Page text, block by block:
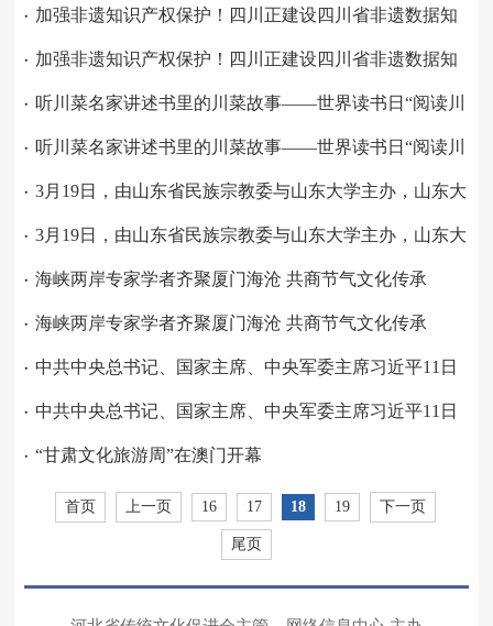
推介文旅资源纽带
加强非遗知识产权保护！四川正建设四川省非遗数据知
识产权服务平台
加强非遗知识产权保护！四川正建设四川省非遗数据知
识产权服务平台
听川菜名家讲述书里的川菜故事——世界读书日“阅读川
菜·品味非遗”系列活动正式启动
听川菜名家讲述书里的川菜故事——世界读书日“阅读川
菜·品味非遗”系列活动正式启动
3月19日，由山东省民族宗教委与山东大学主办，山东大
学犹太教与跨宗教中心承办的山东省宗教中国化研究基地
揭牌仪式暨“宗教中国化理论与实践”研讨会在山东大学举
行。省委统战部副部长、省民族宗
3月19日，由山东省民族宗教委与山东大学主办，山东大
学犹太教与跨宗教中心承办的山东省宗教中国化研究基地
揭牌仪式暨“宗教中国化理论与实践”研讨会在山东大学举
行。省委统战部副部长、省民族宗
海峡两岸专家学者齐聚厦门海沧 共商节气文化传承
海峡两岸专家学者齐聚厦门海沧 共商节气文化传承
中共中央总书记、国家主席、中央军委主席习近平11日
到南部战区海军视察调研。他强调，要认真贯彻党的二十
大精神，贯彻新时代党的强军思想，贯彻新时代军事战略
方针，深化练兵备战，加快转型建设，
中共中央总书记、国家主席、中央军委主席习近平11日
到南部战区海军视察调研。他强调，要认真贯彻党的二十
大精神，贯彻新时代党的强军思想，贯彻新时代军事战略
方针，深化练兵备战，加快转型建设，
“甘肃文化旅游周”在澳门开幕
首页 上一页 16 17 18 19 下一页
尾页